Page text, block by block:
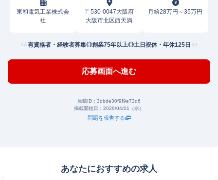
東和電気工業株式会
社
〒530-0047大阪府
大阪市北区西天満
月給28万円～35万円
有資格者・経験者募集◎創業75年以上◎土日祝休・年休125日
応募画面へ進む
原稿ID： 3dbde30f9f9e73d6
掲載開始日： 2026/04/01（水）
問題を報告する
あなたにおすすめの求人